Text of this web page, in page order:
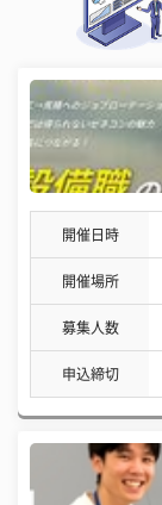
開催日時
開催場所
募集人数
申込締切